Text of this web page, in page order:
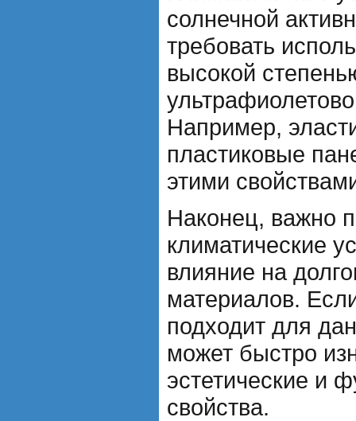
солнечной
требовать
высокой
Например,
пластиковые
этими
Наконец, важно
климатические
влияние на
материалов.
подходит для
может быстро
эстетические и
свойства.